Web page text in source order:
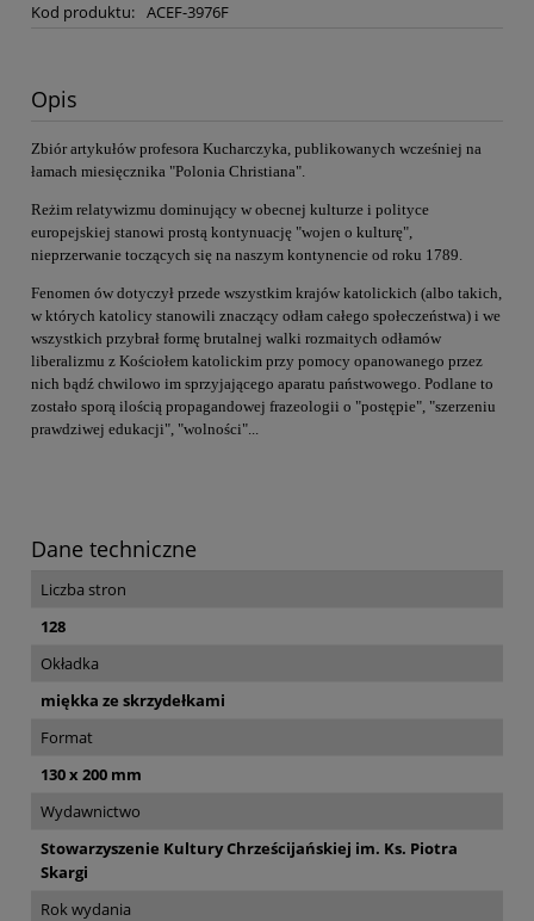
Kod produktu: ACEF-3976F
Opis
Zbiór artykułów profesora Kucharczyka, publikowanych wcześniej na
łamach miesięcznika "Polonia Christiana".
Reżim relatywizmu dominujący w obecnej kulturze i polityce
europejskiej stanowi prostą kontynuację "wojen o kulturę",
nieprzerwanie toczących się na naszym kontynencie od roku 1789.
Fenomen ów dotyczył przede wszystkim krajów katolickich (albo takich,
w których katolicy stanowili znaczący odłam całego społeczeństwa) i we
wszystkich przybrał formę brutalnej walki rozmaitych odłamów
liberalizmu z Kościołem katolickim przy pomocy opanowanego przez
nich bądź chwilowo im sprzyjającego aparatu państwowego. Podlane to
zostało sporą ilością propagandowej frazeologii o "postępie", "szerzeniu
prawdziwej edukacji", "wolności"...
Dane techniczne
Liczba stron
128
Okładka
miękka ze skrzydełkami
Format
130 x 200 mm
Wydawnictwo
Stowarzyszenie Kultury Chrześcijańskiej im. Ks. Piotra
Skargi
Rok wydania